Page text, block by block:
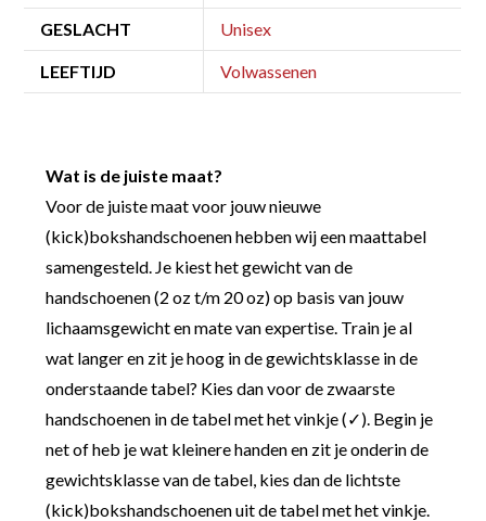
GESLACHT Unisex
LEEFTIJD Volwassenen
Wat is de juiste maat?
Voor de juiste maat voor jouw nieuwe
(kick)bokshandschoenen hebben wij een maattabel
samengesteld. Je kiest het gewicht van de
handschoenen (2 oz t/m 20 oz) op basis van jouw
lichaamsgewicht en mate van expertise. Train je al
wat langer en zit je hoog in de gewichtsklasse in de
onderstaande tabel? Kies dan voor de zwaarste
handschoenen in de tabel met het vinkje (✓). Begin je
net of heb je wat kleinere handen en zit je onderin de
gewichtsklasse van de tabel, kies dan de lichtste
(kick)bokshandschoenen uit de tabel met het vinkje.